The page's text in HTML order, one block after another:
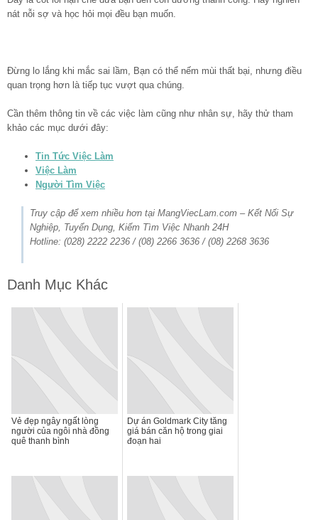
nát nỗi sợ và học hỏi mọi đều bạn muốn.
Đừng lo lắng khi mắc sai lầm, Bạn có thể nếm mùi thất bại, nhưng điều
quan trọng hơn là tiếp tục vượt qua chúng.
Cần thêm thông tin về các việc làm cũng như nhân sự, hãy thử tham
khảo các mục dưới đây:
Tin Tức Việc Làm
Việc Làm
Người Tìm Việc
Truy cập để xem nhiều hơn tại MangViecLam.com – Kết Nối Sự
Nghiệp, Tuyển Dụng, Kiếm Tìm Việc Nhanh 24H
Hotline: (028) 2222 2236 / (08) 2266 3636 / (08) 2268 3636
Danh Mục Khác
Vẻ đẹp ngây ngất lòng
người của ngôi nhà đồng
quê thanh bình
Dự án Goldmark City tăng
giá bán căn hộ trong giai
đoạn hai